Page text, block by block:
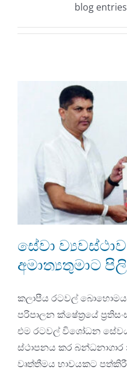
blog
සේවා
අමාත්‍යතුමාට
කලාපීය රටවල්
පරිපාලන ක්ෂේත්‍රයේ
එම රටවල් විශෝධන
ස්ථාපනය කර
වෘත්තීමය භාවයකට